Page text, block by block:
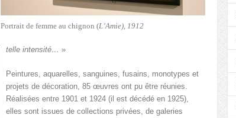
Portrait de femme au chignon (L’Amie), 1912
telle intensité… »
Peintures, aquarelles, sanguines, fusains, monotypes et
projets de décoration, 85 œuvres ont pu être réunies.
Réalisées entre 1901 et 1924 (il est décédé en 1925),
elles sont issues de collections privées, de galeries